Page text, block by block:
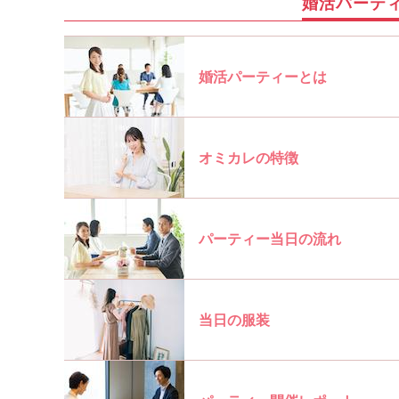
婚活パーティーとは
オミカレの特徴
パーティー当日の流れ
当日の服装